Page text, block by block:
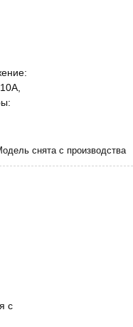
снята с производства
с